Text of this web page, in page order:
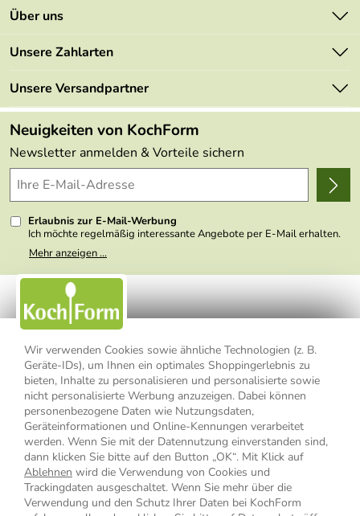
Wir verwenden Cookies sowie ähnliche Technologien (z. B.
Geräte-IDs), um Ihnen ein optimales Shoppingerlebnis zu
bieten, Inhalte zu personalisieren und personalisierte sowie
nicht personalisierte Werbung anzuzeigen. Dabei können
personenbezogene Daten wie Nutzungsdaten,
Geräteinformationen und Online-Kennungen verarbeitet
werden. Wenn Sie mit der Datennutzung einverstanden sind,
dann klicken Sie bitte auf den Button „OK“. Mit Klick auf
Ablehnen wird die Verwendung von Cookies und
Trackingdaten ausgeschaltet. Wenn Sie mehr über die
Verwendung und den Schutz Ihrer Daten bei KochForm
Kontakt
Mehrwertsteuerfrei
Retourenportal
FAQs
Lieferbedingungen
Delivery Terms
Kundenlogin
Über uns
Marken
Angebote
Made in Germany
Themen
Wir über uns
Presse
Unsere Zahlarten
Unsere Versandpartner
Neuigkeiten von KochForm
Newsletter anmelden & Vorteile sichern
Erlaubnis zur E-Mail-Werbung
Ich möchte regelmäßig interessante Angebote per E-Mail erhalten.
Meine E-Mail-Adresse wird nicht an andere Unternehmen
weitergegeben. Zu statistischen Zwecken wird in anonymer Form
nicht erkennbar, welche konkrete Person geklickt hat. Diese
Einwilligung zur Nutzung meiner E-Mail- Adresse für Werbezwecke
kann ich jederzeit mit Wirkung für die Zukunft widerrufen, indem ich
den Link "Abmelden" am Ende des Newsletters anklicke oder die
Option Newsletter im Mitgliederbereich deaktiviere. Die
Datenschutzerklärung
habe ich zur Kenntnis genommen.
Mehr anzeigen ...
Impressum Datenschutzerklärung
AGB
Widerrufsbelehrung
Widerrufsformular
Vertrag widerrufen
* Alle Preisangaben inkl. MwSt., bis 49,90 € Bestellwert zzgl.